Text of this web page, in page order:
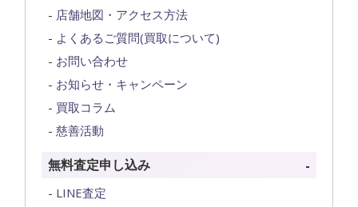
店舗地図・アクセス方法
よくあるご質問(買取について)
お問い合わせ
お知らせ・キャンペーン
買取コラム
慈善活動
無料査定申し込み
LINE査定